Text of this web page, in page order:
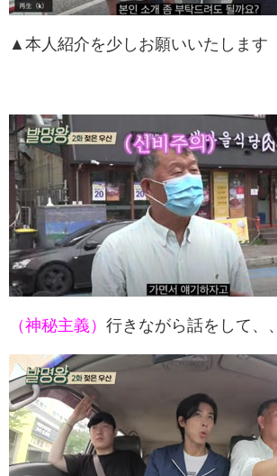
▲本人紹介を少しお願いいたします
（神秘主義） 行きながら話をして、、